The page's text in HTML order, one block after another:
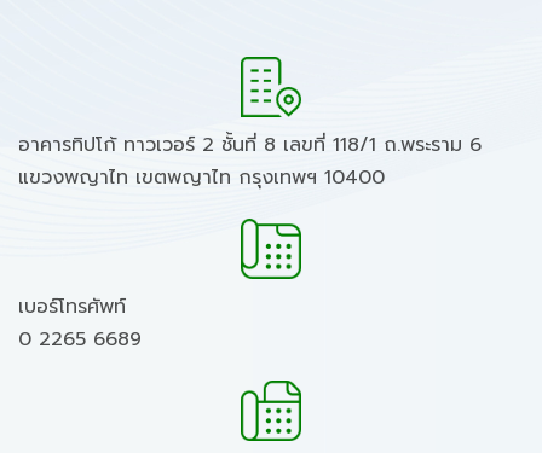
อาคารทิปโก้ ทาวเวอร์ 2 ชั้นที่ 8 เลขที่ 118/1 ถ.พระราม 6
แขวงพญาไท เขตพญาไท กรุงเทพฯ 10400
เบอร์โทรศัพท์
0 2265 6689